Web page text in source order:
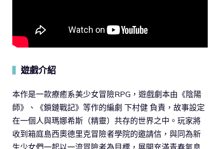
遊戲介紹
本作是一款療癒系美少女冒險RPG，遊戲劇本由《陰陽
師》、《鎖鏈戰記》等作的編劇 下村健 負責，故事設定
在一個人與瑪娜希斯（精靈）共存的世界之中。玩家將
收到箱庭島西奧德里克冒險者學院的邀請信，與同為新
生少女們一起以一流冒險者為目標，展開充滿青春氣息